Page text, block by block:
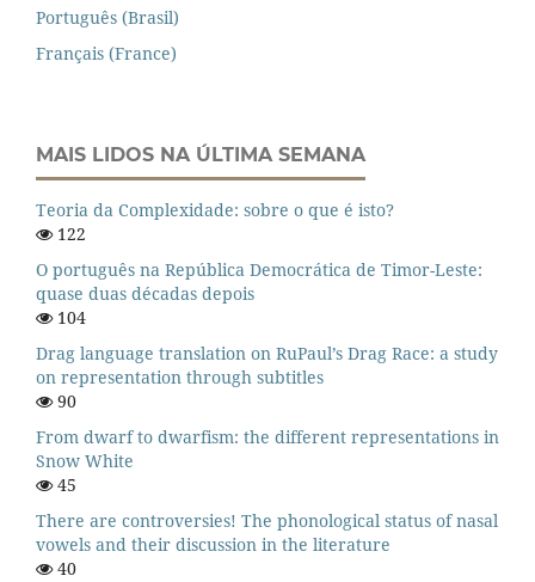
Português (Brasil)
Français (France)
MAIS LIDOS NA ÚLTIMA SEMANA
Teoria da Complexidade: sobre o que é isto?
122
O português na República Democrática de Timor-Leste:
quase duas décadas depois
104
Drag language translation on RuPaul’s Drag Race: a study
on representation through subtitles
90
From dwarf to dwarfism: the different representations in
Snow White
45
There are controversies! The phonological status of nasal
vowels and their discussion in the literature
40